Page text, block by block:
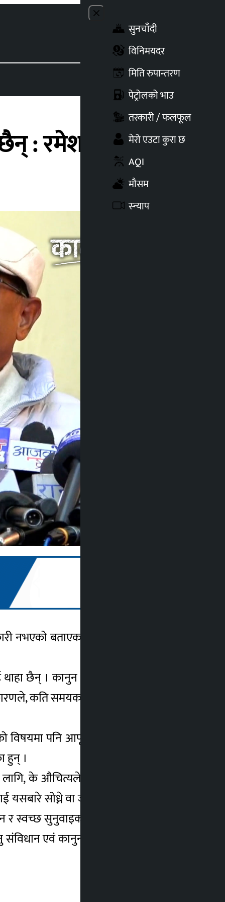
Close menu
सुनचाँदी
विनिमयदर
मिति रुपान्तरण
पेट्रोलको भाउ
तरकारी / फलफूल
मेरो एउटा कुरा छ
AQI
मौसम
स्न्याप
छैन् : रमेश लेखक
नभएको बताएका छन् । आफूले स्थानहदबारे
छैन् । कानुन बमोजिम अधिकार सरकारले
कति समयका लागि भनेर मलाई सोध्नु पर्छ
पनि आफूलाई थाहा नभएको बताए ।
हुन् ।
के औचित्यले, कति अवधिका लागि, किन
सोध्ने वा जवाफ दिने मौका नै दिइएको
सुनुवाइको सिद्धान्तभित्र नै पर्ने हो भन्ने
संविधान एवं कानुनी व्यवस्था विपरीत समेत हुन्